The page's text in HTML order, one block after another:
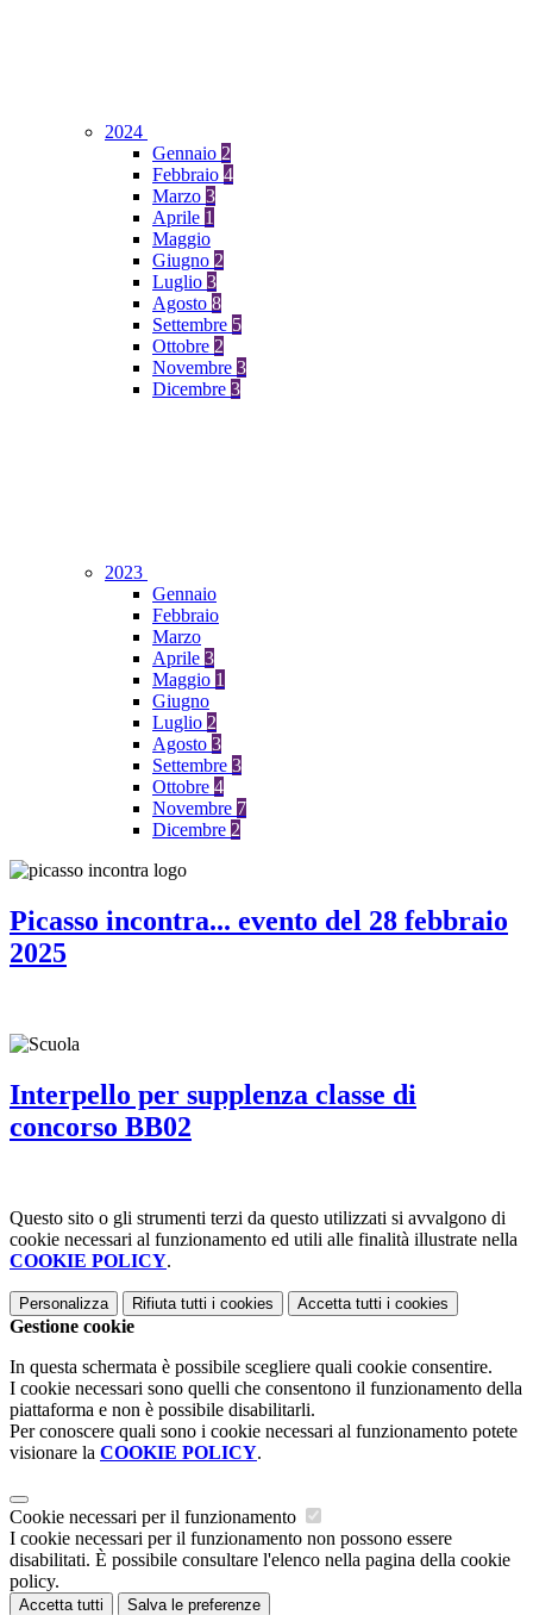
2024
Gennaio 2
Febbraio 4
Marzo 3
Aprile 1
Maggio
Giugno 2
Luglio 3
Agosto 8
Settembre 5
Ottobre 2
Novembre 3
Dicembre 3
2023
Gennaio
Febbraio
Marzo
Aprile 3
Maggio 1
Giugno
Luglio 2
Agosto 3
Settembre 3
Ottobre 4
Novembre 7
Dicembre 2
Picasso incontra... evento del 28 febbraio
2025
Interpello per supplenza classe di
concorso BB02
Questo sito o gli strumenti terzi da questo utilizzati si avvalgono di
cookie necessari al funzionamento ed utili alle finalità illustrate nella
COOKIE POLICY.
Personalizza Rifiuta tutti i cookies Accetta tutti i cookies
Gestione cookie
In questa schermata è possibile scegliere quali cookie consentire.
I cookie necessari sono quelli che consentono il funzionamento della
piattaforma e non è possibile disabilitarli.
Per conoscere quali sono i cookie necessari al funzionamento potete
visionare la COOKIE POLICY.
Cookie necessari per il funzionamento
I cookie necessari per il funzionamento non possono essere
disabilitati. È possibile consultare l'elenco nella pagina della cookie
policy.
Accetta tutti Salva le preferenze